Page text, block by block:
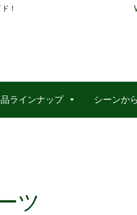
！
ラインナップ シーンか
ツ